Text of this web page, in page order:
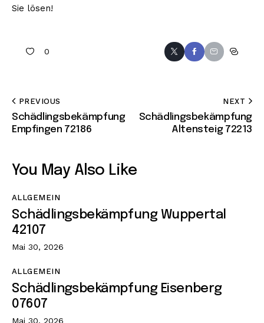
Sie lösen!
0
PREVIOUS
Schädlingsbekämpfung
Empfingen 72186
NEXT
Schädlingsbekämpfung
Altensteig 72213
You May Also Like
ALLGEMEIN
Schädlingsbekämpfung Wuppertal
42107
Mai 30, 2026
ALLGEMEIN
Schädlingsbekämpfung Eisenberg
07607
Mai 30, 2026